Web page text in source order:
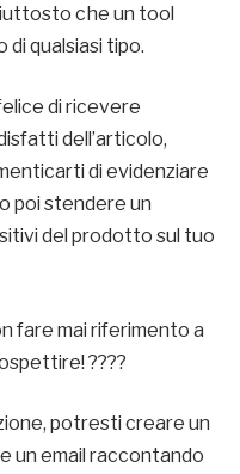
che un tool
qualsiasi tipo.
di ricevere
dell’articolo,
di evidenziare
poi stendere un
del prodotto sul tuo
fare mai riferimento a
????
potresti creare un
un email raccontando